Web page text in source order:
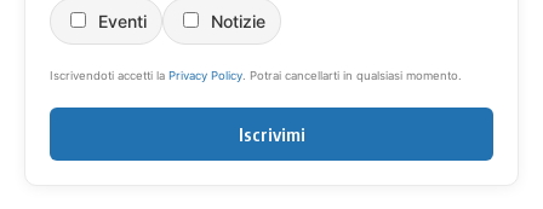
Eventi Notizie
Iscrivendoti accetti la Privacy Policy. Potrai cancellarti in qualsiasi momento.
Iscrivimi